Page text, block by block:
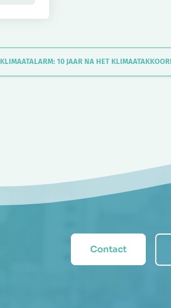
KLIMAATALARM: 10 JAAR NA HET
Contact